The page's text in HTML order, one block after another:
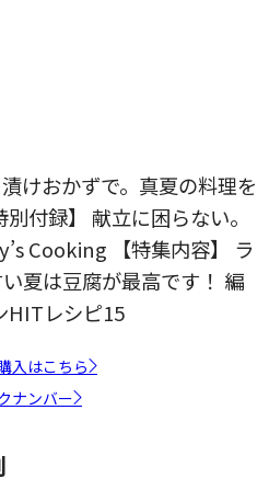
けおかずで。真夏の料理を
付録】 献立に困らない。
Cooking 【特集内容】 ラ
夏は豆腐が最高です！ 編
HITレシピ15
入はこちら
ナンバー